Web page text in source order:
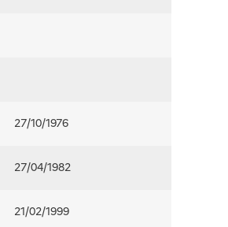
27/10/1976
27/04/1982
21/02/1999